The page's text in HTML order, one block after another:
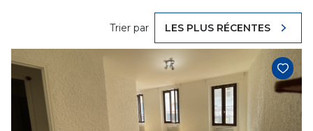
Trier par LES PLUS RÉCENTES